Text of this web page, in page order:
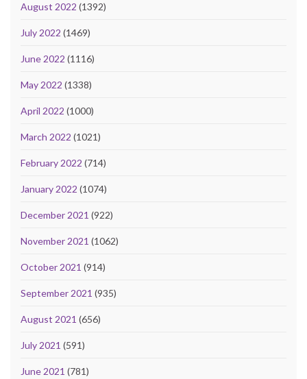
August 2022 (1392)
July 2022 (1469)
June 2022 (1116)
May 2022 (1338)
April 2022 (1000)
March 2022 (1021)
February 2022 (714)
January 2022 (1074)
December 2021 (922)
November 2021 (1062)
October 2021 (914)
September 2021 (935)
August 2021 (656)
July 2021 (591)
June 2021 (781)